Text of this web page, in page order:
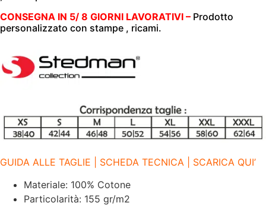
100%
COTONE
|
gr/m2
|
STEDMAN
DBY
quantità
CONSEGNA IN 5/ 8 GIORNI LAVORATIVI – Prodotto
personalizzato con stampe , ricami.
GUIDA ALLE TAGLIE | SCHEDA TECNICA | SCARICA QUI’
Materiale: 100% Cotone
Particolarità: 155 gr/m2